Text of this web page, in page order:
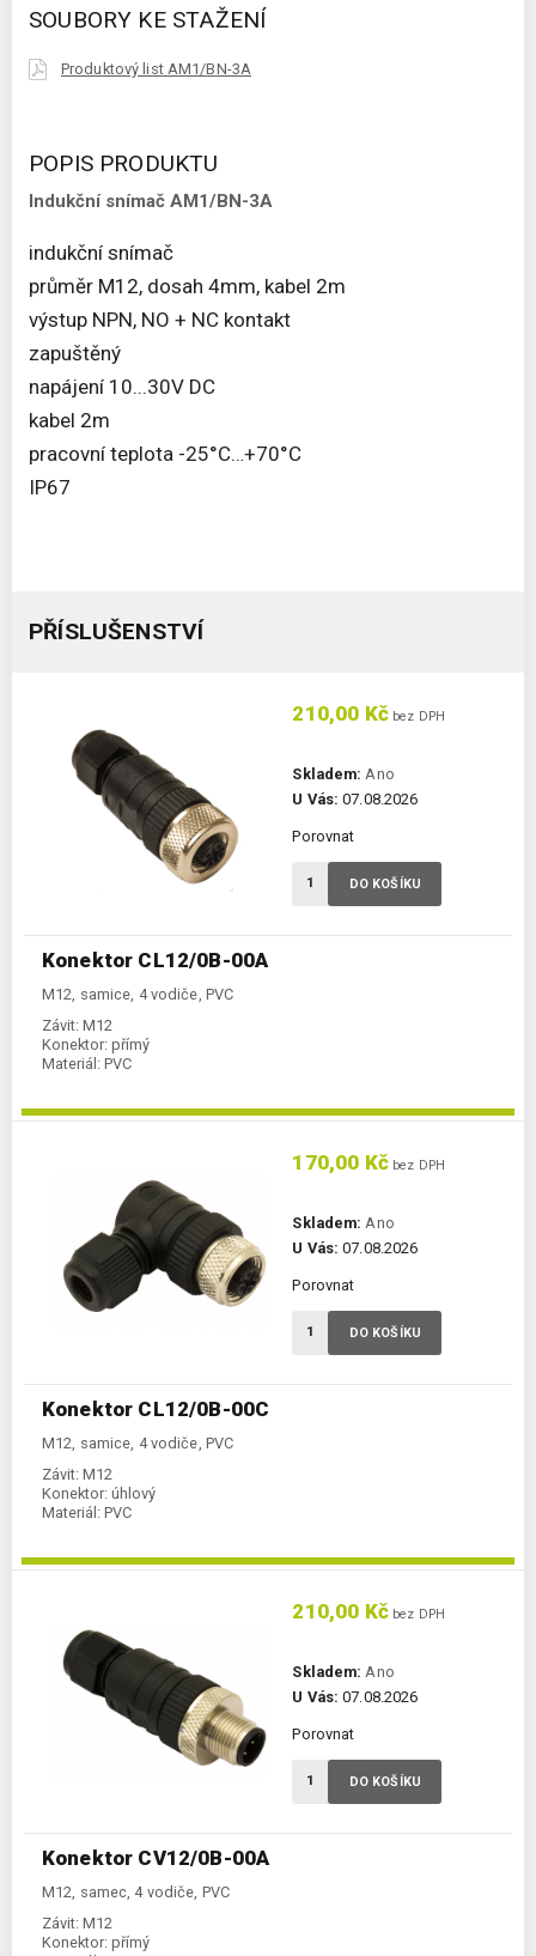
SOUBORY KE STAŽENÍ
Produktový list AM1/BN-3A
POPIS PRODUKTU
Indukční snímač AM1/BN-3A
indukční snímač
průměr M12, dosah 4mm, kabel 2m
výstup NPN, NO + NC kontakt
zapuštěný
napájení 10...30V DC
kabel 2m
pracovní teplota -25°C…+70°C
IP67
PŘÍSLUŠENSTVÍ
Konektor CL12/0B-00A
M12, samice, 4 vodiče, PVC
Závit: M12
Konektor: přímý
Materiál: PVC
210,00 Kč bez DPH
Skladem: Ano
U Vás: 07.08.2026
Porovnat
DO KOŠÍKU
Konektor CL12/0B-00C
M12, samice, 4 vodiče, PVC
Závit: M12
Konektor: úhlový
Materiál: PVC
170,00 Kč bez DPH
Skladem: Ano
U Vás: 07.08.2026
Porovnat
DO KOŠÍKU
Konektor CV12/0B-00A
M12, samec, 4 vodiče, PVC
Závit: M12
Konektor: přímý
210,00 Kč bez DPH
Skladem: Ano
U Vás: 07.08.2026
Porovnat
DO KOŠÍKU